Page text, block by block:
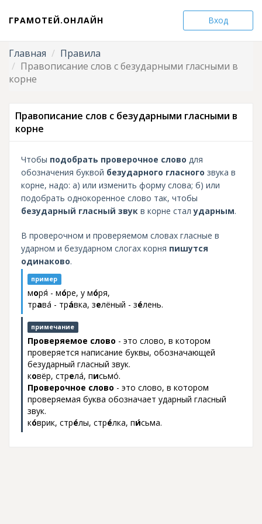
Вход
ГРАМОТЕЙ.ОНЛАЙН
Главная
Правила
Правописание слов с безударными гласными в
корне
Правописание слов с безударными гласными в
корне
Чтобы подобрать проверочное слово для
обозначения буквой безударного гласного звука в
корне, надо: а) или изменить форму слова; б) или
подобрать однокоренное слово так, чтобы
безударный гласный звук в корне сталударным.
В проверочном и проверяемом словах гласные в
ударном и безударном слогах корня пишутся
одинаково.
пример
моря - море, у моря,
трава - травка, зелëный - зелень.
примечание
Проверяемое слово - это слово, в котором
проверяется написание буквы, обозначающей
безударный гласный звук.
ковëр, стрела, письмо.
Проверочное слово - это слово, в котором
проверяемая буква обозначает ударный гласный
звук.
коврик, стрелы, стрелка, письма.